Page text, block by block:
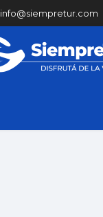
info@siempretur.com